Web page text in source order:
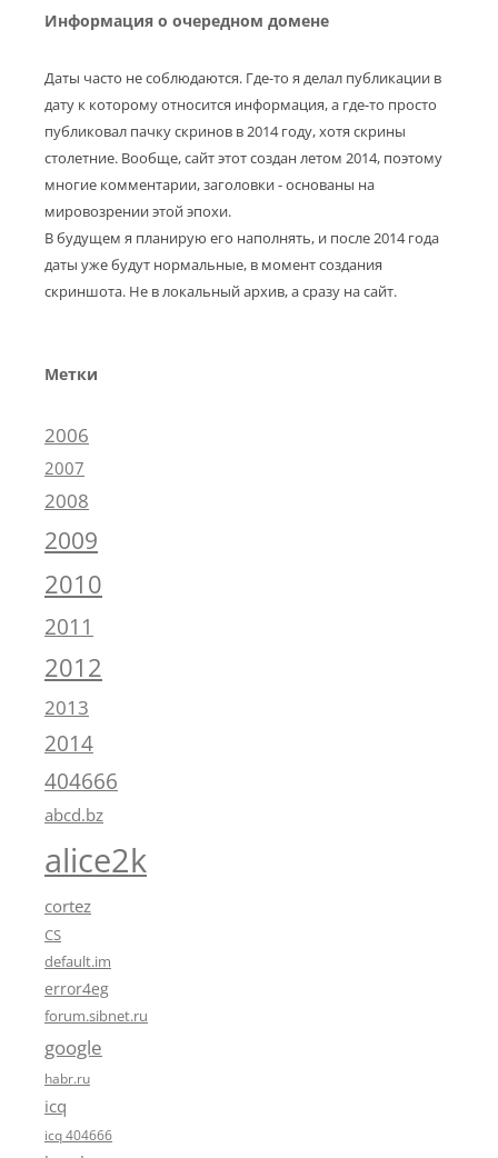
Информация о очередном домене
Даты часто не соблюдаются. Где-то я делал публикации в
дату к которому относится информация, а где-то просто
публиковал пачку скринов в 2014 году, хотя скрины
столетние. Вообще, сайт этот создан летом 2014, поэтому
многие комментарии, заголовки - основаны на
мировозрении этой эпохи.
В будущем я планирую его наполнять, и после 2014 года
даты уже будут нормальные, в момент создания
скриншота. Не в локальный архив, а сразу на сайт.
Метки
2006
2007
2008
2009
2010
2011
2012
2013
2014
404666
abcd.bz
alice2k
cortez
CS
default.im
error4eg
forum.sibnet.ru
google
habr.ru
icq
icq 404666